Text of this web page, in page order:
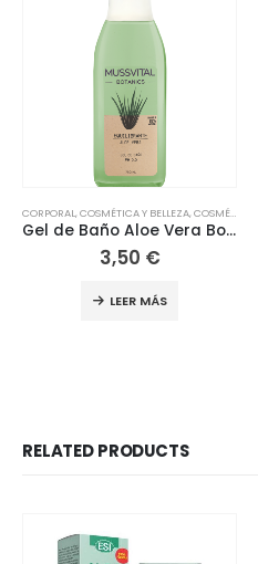
,HERBOLARIO,ACEITES ESENCIALES
CORPORAL,COSMÉTICA Y BELLEZA,COSMÉTICA NATURAL
Gel de Baño Aloe Vera Botanics 750ml
3,50 €
LEER MÁS
RELATED PRODUCTS